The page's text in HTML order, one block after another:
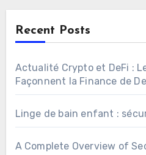
Recent Posts
Actualité Crypto et DeFi :
Façonnent la Finance de
Linge de bain enfant :
A Complete Overview of